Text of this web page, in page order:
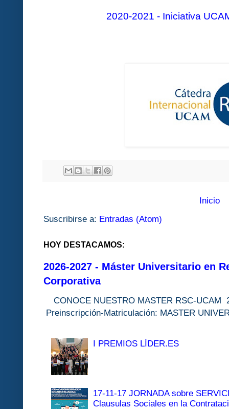
2020-2021 - Iniciativa
Inicio
Suscribirse a: Entradas (Atom)
HOY DESTACAMOS:
2026-2027 - Máster Universitario en
Corporativa
CONOCE NUESTRO MASTER
Preinscripción-Matriculación: MASTER
I PREMIOS LÍDER.ES
17-11-17 JORNADA sobre
Clausulas Sociales en la